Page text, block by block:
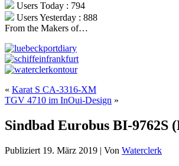
Users Today : 794
Users Yesterday : 888
From the Makers of…
« Karat S CA-3316-XM
TGV 4710 im InOui-Design »
Sindbad Eurobus BI-9762S
Publiziert 19. März 2019 | Von Waterclerk